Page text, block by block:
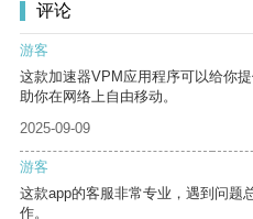
评论
游客
这款加速器VPM应用程序可以给你
助你在网络上自由移动。
2025-09-09
游客
这款app的客服非常专业，遇到问题
作。